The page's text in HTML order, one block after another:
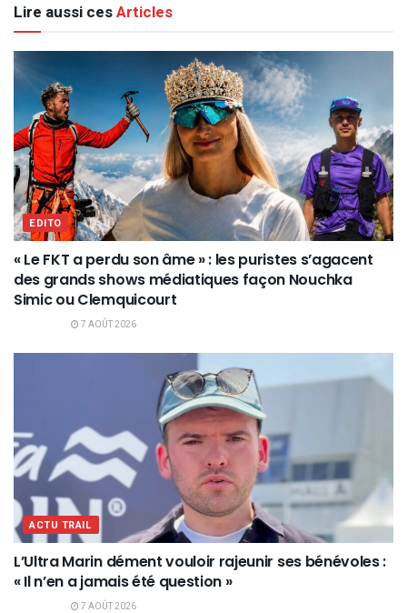
Lire aussi cesArticles
EDITO
« Le FKT a perdu son âme » : les puristes s’agacent
des grands shows médiatiques façon Nouchka
Simic ou Clemquicourt
7 AOÛT 2026
ACTU TRAIL
L’Ultra Marin dément vouloir rajeunir ses bénévoles :
« Il n’en a jamais été question »
7 AOÛT 2026